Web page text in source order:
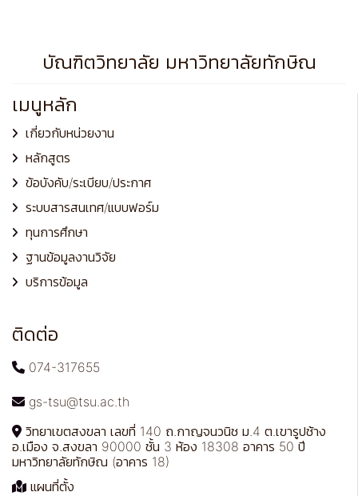
บัณฑิตวิทยาลัย มหาวิทยาลัยทักษิณ
เมนูหลัก
เกี่ยวกับหน่วยงาน
หลักสูตร
ข้อบังคับ/ระเบียบ/ประกาศ
ระบบสารสนเทศ/แบบฟอร์ม
ทุนการศึกษา
ฐานข้อมูลงานวิจัย
บริการข้อมูล
ติดต่อ
074-317655
gs-tsu@tsu.ac.th
วิทยาเขตสงขลา เลขที่ 140 ถ.กาญจนวนิช ม.4 ต.เขารูปช้าง
อ.เมือง จ.สงขลา 90000 ชั้น 3 ห้อง 18308 อาคาร 50 ปี
มหาวิทยาลัยทักษิณ (อาคาร 18)
แผนที่ตั้ง